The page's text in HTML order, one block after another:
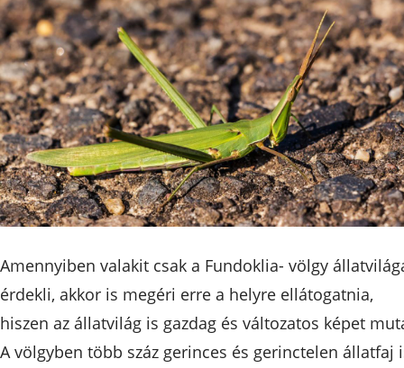
Amennyiben valakit csak a Fundoklia- völgy
érdekli, akkor is megéri erre a helyre ellátogatnia,
hiszen az állatvilág is gazdag és változatos képet
A völgyben több száz gerinces és gerinctelen állatfaj